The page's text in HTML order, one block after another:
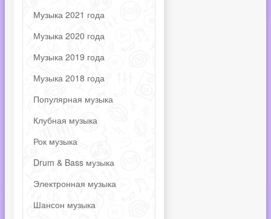
Музыка 2021 года
Музыка 2020 года
Музыка 2019 года
Музыка 2018 года
Популярная музыка
Клубная музыка
Рок музыка
Drum & Bass музыка
Электронная музыка
Шансон музыка